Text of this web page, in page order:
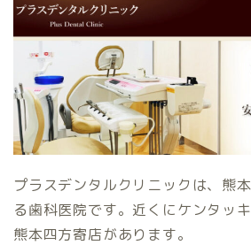
プラスデンタルクリニックは、熊
る歯科医院です。近くにケンタッ
熊本四方寄店があります。